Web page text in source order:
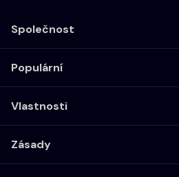
Společnost
Populární
Vlastnosti
Zásady